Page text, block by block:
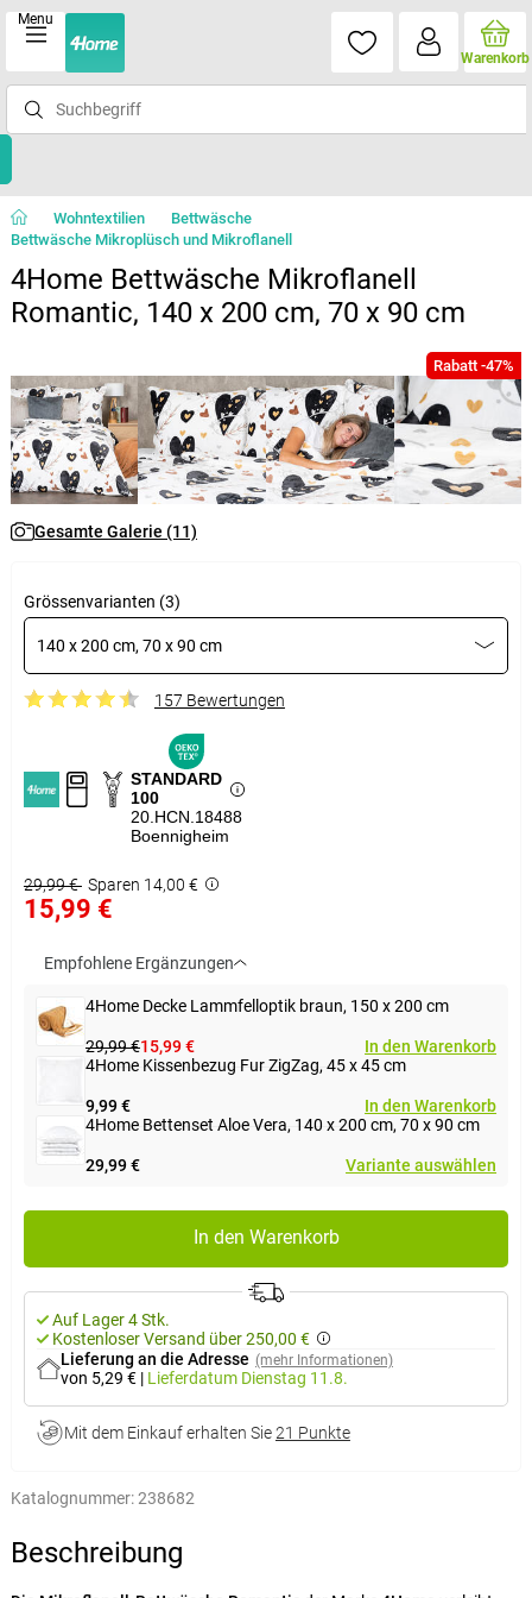
Menu
Warenkorb
Wohntextilien
Bettwäsche
Bettwäsche Mikroplüsch und Mikroflanell
4Home Bettwäsche Mikroflanell
Romantic, 140 x 200 cm, 70 x 90 cm
Rabatt -47%
Gesamte Galerie (11)
Grössenvarianten (3)
140 x 200 cm, 70 x 90 cm
157 Bewertungen
STANDARD
100
20.HCN.18488
Boennigheim
29,99 € Sparen 14,00 €
15,99 €
Empfohlene Ergänzungen
4Home Decke Lammfelloptik braun, 150 x 200 cm
29,99 €15,99 €
In den Warenkorb
4Home Kissenbezug Fur ZigZag, 45 x 45 cm
9,99 €
In den Warenkorb
4Home Bettenset Aloe Vera, 140 x 200 cm, 70 x 90 cm
29,99 € Variante auswählen
In den Warenkorb
Auf Lager 4 Stk.
Kostenloser Versand über 250,00 €
Lieferung an die Adresse (mehr Informationen)
von 5,29 € | Lieferdatum Dienstag 11.8.
Mit dem Einkauf erhalten Sie21 Punkte
Katalognummer:238682
Beschreibung